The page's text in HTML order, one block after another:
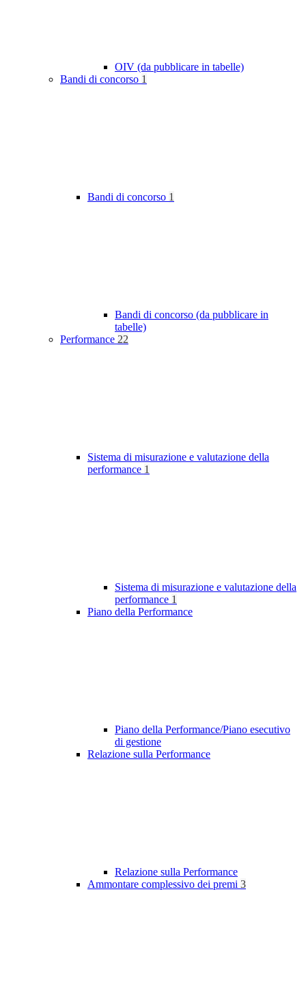
OIV (da pubblicare in tabelle)
Bandi di concorso 1
Bandi di concorso 1
Bandi di concorso (da pubblicare in
tabelle)
Performance 22
Sistema di misurazione e valutazione della
performance 1
Sistema di misurazione e valutazione della
performance 1
Piano della Performance
Piano della Performance/Piano esecutivo
di gestione
Relazione sulla Performance
Relazione sulla Performance
Ammontare complessivo dei premi 3